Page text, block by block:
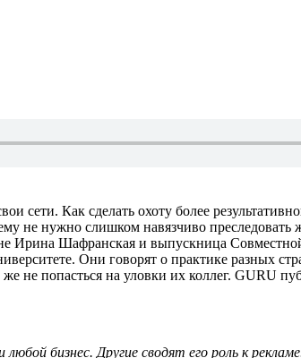
сети. Как сделать охоту более
не нужно слишком навязчиво преследовать
Ирина Шафранская и выпускница
Они говорят о практике разных
не попасться на уловки их коллег. GURU
бизнес. Другие сводят его роль к